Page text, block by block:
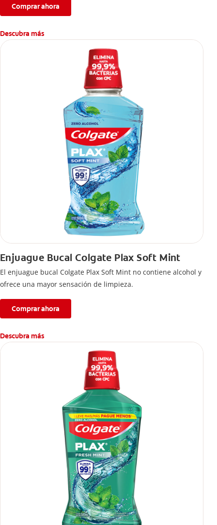
Comprar ahora
Descubra más
Enjuague Bucal Colgate Plax Soft Mint
El enjuague bucal Colgate Plax Soft Mint no contiene alcohol y
ofrece una mayor sensación de limpieza.
Comprar ahora
Descubra más